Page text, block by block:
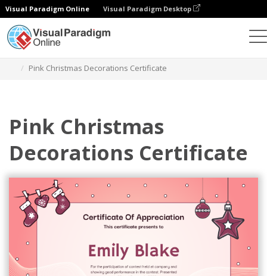
Visual Paradigm Online Visual Paradigm Desktop
Pink Christmas Decorations Certificate
Pink Christmas
Decorations Certificate